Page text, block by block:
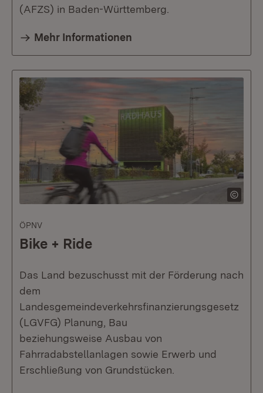
(AFZS) in Baden-Württemberg.
Mehr Informationen
ÖPNV
Bike + Ride
Das Land bezuschusst mit der Förderung nach
dem
Landesgemeindeverkehrsfinanzierungsgesetz
(LGVFG) Planung, Bau
beziehungsweise Ausbau von
Fahrradabstellanlagen sowie Erwerb und
Erschließung von Grundstücken.